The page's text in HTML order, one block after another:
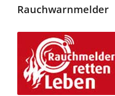
Rauchwarnmelder